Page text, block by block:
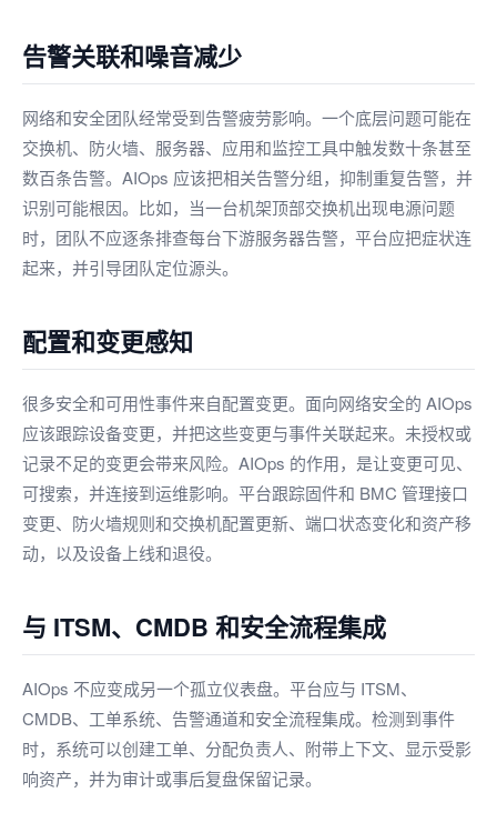
告警关联和噪音减少
网络和安全团队经常受到告警疲劳影响。一个底层问题可能在
交换机、防火墙、服务器、应用和监控工具中触发数十条甚至
数百条告警。AIOps 应该把相关告警分组，抑制重复告警，并
识别可能根因。比如，当一台机架顶部交换机出现电源问题
时，团队不应逐条排查每台下游服务器告警，平台应把症状连
起来，并引导团队定位源头。
配置和变更感知
很多安全和可用性事件来自配置变更。面向网络安全的 AIOps
应该跟踪设备变更，并把这些变更与事件关联起来。未授权或
记录不足的变更会带来风险。AIOps 的作用，是让变更可见、
可搜索，并连接到运维影响。平台跟踪固件和 BMC 管理接口
变更、防火墙规则和交换机配置更新、端口状态变化和资产移
动，以及设备上线和退役。
与 ITSM、CMDB 和安全流程集成
AIOps 不应变成另一个孤立仪表盘。平台应与 ITSM、
CMDB、工单系统、告警通道和安全流程集成。检测到事件
时，系统可以创建工单、分配负责人、附带上下文、显示受影
响资产，并为审计或事后复盘保留记录。